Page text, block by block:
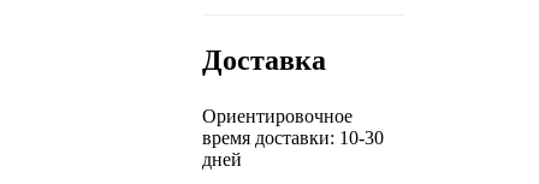
Доставка
Ориентировочное
время доставки: 10-30
дней